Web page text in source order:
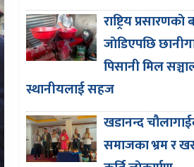
राष्ट्रिय प्रसारणकाे
जाेडिएपछि
पिसानी मिल
स्थानीयलाई सहज
खडानन्द
समाजका भ्रम र